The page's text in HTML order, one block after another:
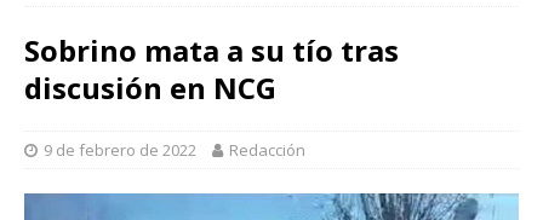
Sobrino mata a su tío tras
discusión en NCG
9 de febrero de 2022 Redacción